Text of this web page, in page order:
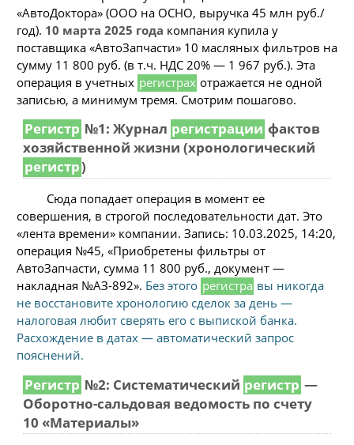
«АвтоДоктора» (ООО на ОСНО, выручка 45 млн руб./
год). 10 марта 2025 года компания купила у
поставщика «АвтоЗапчасти» 10 масляных фильтров на
сумму 11 800 руб. (в т.ч. НДС 20% — 1 967 руб.). Эта
операция в учетных регистрах отражается не одной
записью, а минимум тремя. Смотрим пошагово.
Регистр №1: Журнал регистрации фактов
хозяйственной жизни (хронологический
регистр)
Сюда попадает операция в момент ее
совершения, в строгой последовательности дат. Это
«лента времени» компании. Запись: 10.03.2025, 14:20,
операция №45, «Приобретены фильтры от
АвтоЗапчасти, сумма 11 800 руб., документ —
накладная №АЗ-892». Без этого регистра вы никогда
не восстановите хронологию сделок за день —
налоговая любит сверять его с выпиской банка.
Расхождение в датах — автоматический запрос
пояснений.
Регистр №2: Систематический регистр —
Оборотно-сальдовая ведомость по счету
10 «Материалы»